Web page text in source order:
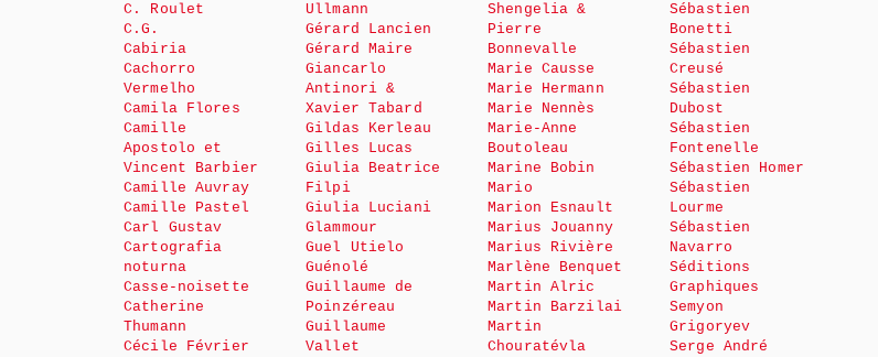
C. Roulet
C.G.
Cabiria
Cachorro
Vermelho
Camila Flores
Camille
Apostolo et
Vincent Barbier
Camille Auvray
Camille Pastel
Carl Gustav
Cartografia
noturna
Casse-noisette
Catherine
Thumann
Cécile Février
Ullmann
Gérard Lancien
Gérard Maire
Giancarlo
Antinori &
Xavier Tabard
Gildas Kerleau
Gilles Lucas
Giulia Beatrice
Filpi
Giulia Luciani
Glammour
Guel Utielo
Guénolé
Guillaume de
Poinzéreau
Guillaume
Vallet
Shengelia &
Pierre
Bonnevalle
Marie Causse
Marie Hermann
Marie Nennès
Marie-Anne
Boutoleau
Marine Bobin
Mario
Marion Esnault
Marius Jouanny
Marius Rivière
Marlène Benquet
Martin Alric
Martin Barzilai
Martin
Chouratévla
Sébastien
Bonetti
Sébastien
Creusé
Sébastien
Dubost
Sébastien
Fontenelle
Sébastien Homer
Sébastien
Lourme
Sébastien
Navarro
Séditions
Graphiques
Semyon
Grigoryev
Serge André